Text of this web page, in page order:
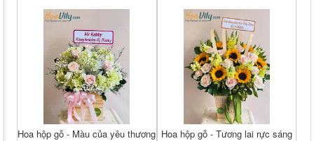
Hoa hộp gỗ - Màu của yêu thương Hoa hộp gỗ - Tương lai rực sáng